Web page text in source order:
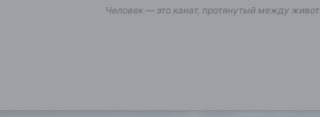
Человек — это канат, протянутый между